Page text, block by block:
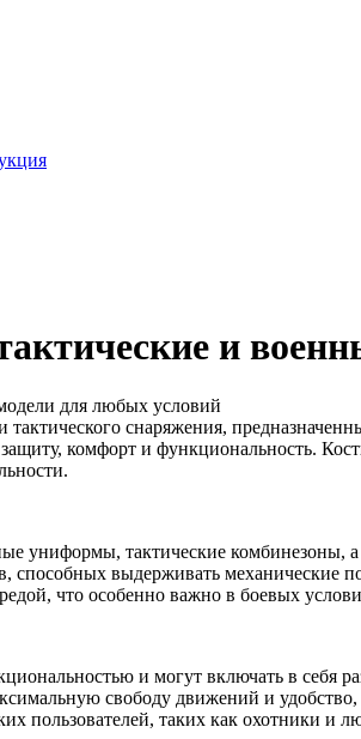
и
снаряжения,
комфорт и функциональность.
униформы, тактические
способных выдерживать
что особенно важно в боевых
и могут включать в себя
свободу движений и
пользователей, таких как охотники и